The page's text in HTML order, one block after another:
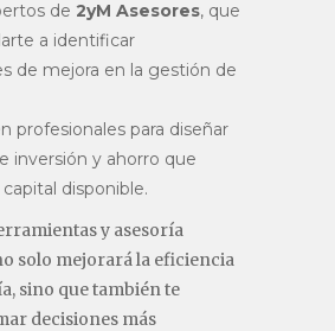
de 2yM Asesores, que
a identificar
de mejora en la gestión de
profesionales para diseñar
inversión y ahorro que
disponible.
y asesoría
solo mejorará la eficiencia
sino que también te
decisiones más